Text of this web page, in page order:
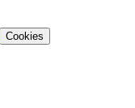
Cookies